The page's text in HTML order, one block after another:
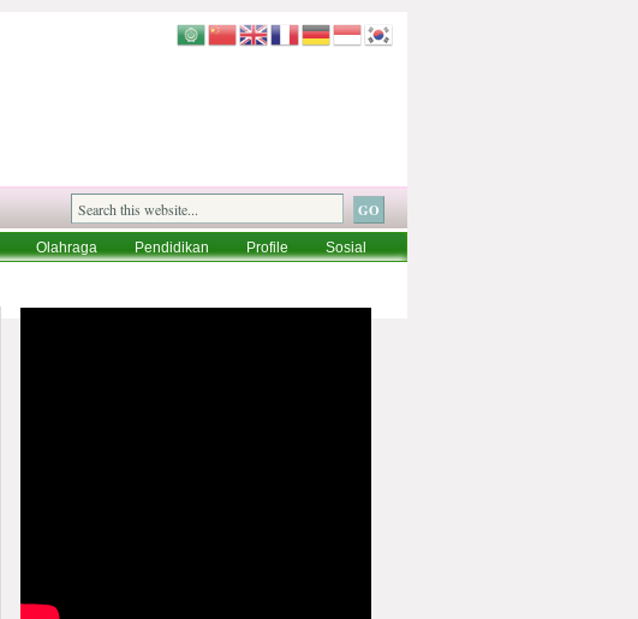
Olahraga Pendidikan Profile
Sosial